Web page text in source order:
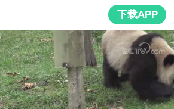
下载APP